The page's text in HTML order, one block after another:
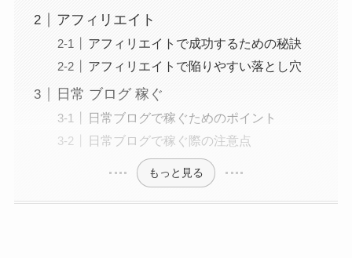
アフィリエイト
アフィリエイトで成功するための秘訣
アフィリエイトで陥りやすい落とし穴
日常 ブログ 稼ぐ
日常ブログで稼ぐためのポイント
日常ブログで稼ぐ際の注意点
もっと見る